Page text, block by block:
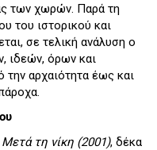
των χωρών. Παρά τη
του ιστορικού και
σε τελική ανάλυση ο
ιδεών, όρων και
αρχαιότητα έως και
Μετά τη νίκη (2001), δέκα